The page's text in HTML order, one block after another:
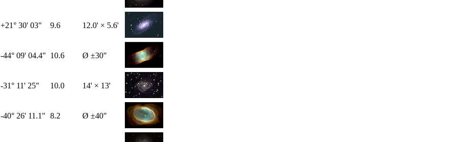
+21° 30' 03" 9.6 12.0' × 5.6'
-44° 09' 04.4" 10.6 Ø ±30"
-31° 11' 25" 10.0 14' × 13'
-40° 26' 11.1" 8.2 Ø ±40"